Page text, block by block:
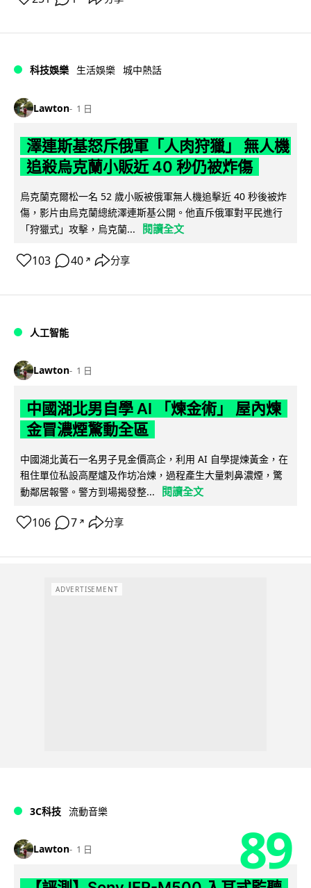
科技娛樂 生活娛樂 城中熱話
Lawton 1 日
澤連斯基怒斥俄軍「人肉狩獵」 無人機
追殺烏克蘭小販近 40 秒仍被炸傷
烏克蘭克爾松一名 52 歲小販被俄軍無人機追擊近 40 秒後被炸
傷，影片由烏克蘭總統澤連斯基公開。他直斥俄軍對平民進行
「狩獵式」攻擊，烏克蘭...
閱讀全文
103 40 ↗ 分享
人工智能
Lawton 1 日
中國湖北男自學 AI 「煉金術」 屋內煉
金冒濃煙驚動全區
中國湖北黃石一名男子見金價高企，利用 AI 自學提煉黃金，在
租住單位私設高壓爐及作坊冶煉，過程產生大量刺鼻濃煙，驚
動鄰居報警。警方到場揭發整...
閱讀全文
106 7 ↗ 分享
ADVERTISEMENT
3C科技 流動音樂
Lawton 1 日 89